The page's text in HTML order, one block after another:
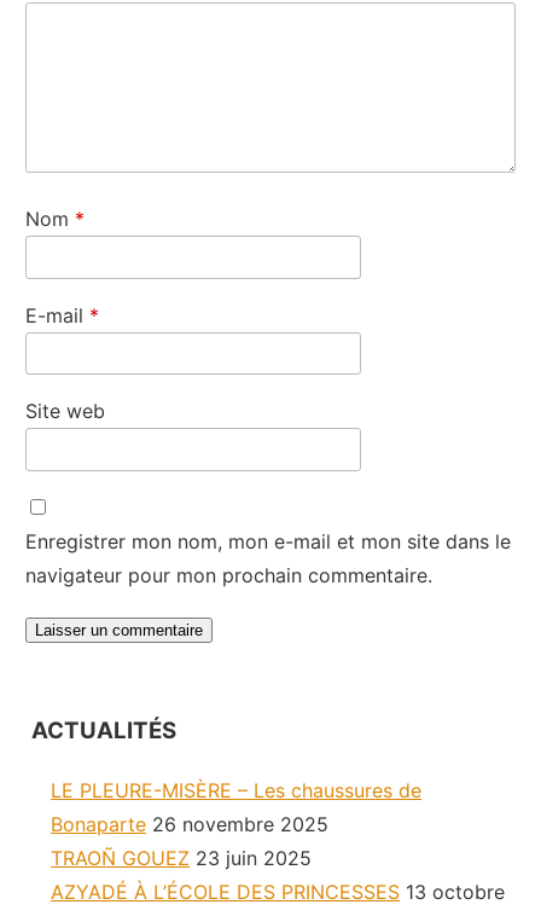
Nom *
E-mail *
Site web
Enregistrer mon nom, mon e-mail et mon site dans le
navigateur pour mon prochain commentaire.
ACTUALITÉS
LE PLEURE-MISÈRE – Les chaussures de
Bonaparte 26 novembre 2025
TRAOÑ GOUEZ 23 juin 2025
AZYADÉ À L’ÉCOLE DES PRINCESSES 13 octobre